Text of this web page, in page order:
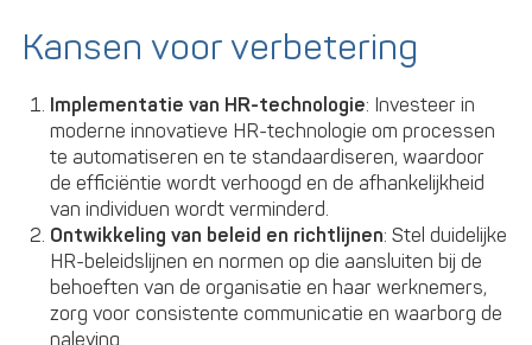
Kansen voor verbetering
Implementatie van HR-technologie: Investeer in
moderne innovatieve HR-technologie om processen
te automatiseren en te standaardiseren, waardoor
de efficiëntie wordt verhoogd en de afhankelijkheid
van individuen wordt verminderd.
Ontwikkeling van beleid en richtlijnen: Stel duidelijke
HR-beleidslijnen en normen op die aansluiten bij de
behoeften van de organisatie en haar werknemers,
zorg voor consistente communicatie en waarborg de
naleving.